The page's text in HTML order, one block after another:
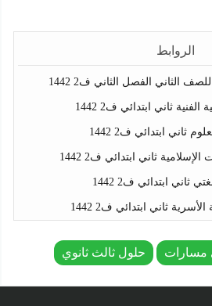
الروابط
الثاني الفصل الثاني ف2 1442
ثاني ابتدائي ف2 1442
ثاني ابتدائي ف2 1442
ثاني ابتدائي ف2 1442
ثاني ابتدائي ف2 1442
ثاني ابتدائي ف2 1442
مسارات حلول ثالث ثانوي